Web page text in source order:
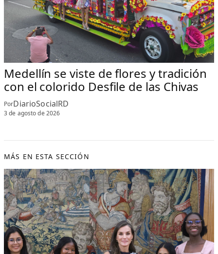
Medellín se viste de flores y tradición
con el colorido Desfile de las Chivas
PorDiarioSocialRD
3 de agosto de 2026
MÁS EN ESTA SECCIÓN